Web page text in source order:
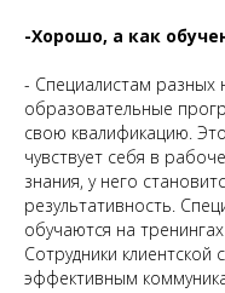
-Хорошо, а как
- Специалистам
образовательные
свою квалификацию.
чувствует себя в
знания, у него
результативность.
обучаются на
Сотрудники
эффективным